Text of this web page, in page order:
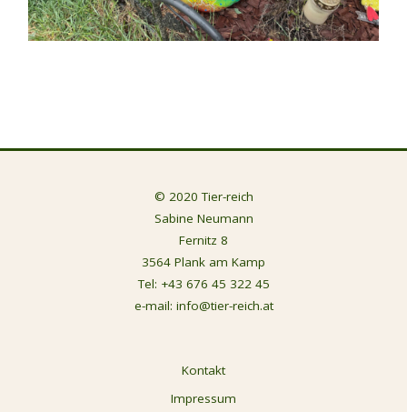
© 2020 Tier-reich
Sabine Neumann
Fernitz 8
3564 Plank am Kamp
Tel: +43 676 45 322 45
e-mail: info@tier-reich.at
Kontakt
Impressum